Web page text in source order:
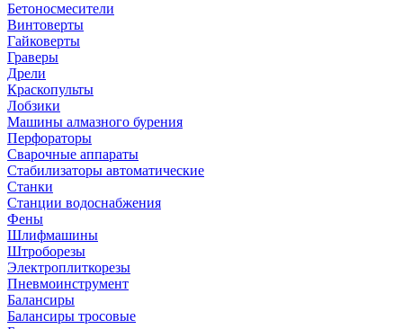
Бетоносмесители
Винтоверты
Гайковерты
Граверы
Дрели
Краскопульты
Лобзики
Машины алмазного бурения
Перфораторы
Сварочные аппараты
Стабилизаторы автоматические
Станки
Станции водоснабжения
Фены
Шлифмашины
Штроборезы
Электроплиткорезы
Пневмоинструмент
Балансиры
Балансиры тросовые